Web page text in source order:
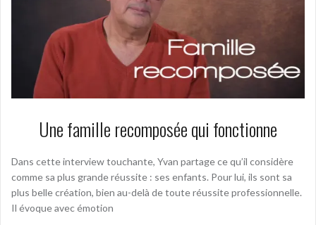
Une famille recomposée qui fonctionne
Dans cette interview touchante, Yvan partage ce qu’il considère
comme sa plus grande réussite : ses enfants. Pour lui, ils sont sa
plus belle création, bien au-delà de toute réussite professionnelle.
Il évoque avec émotion